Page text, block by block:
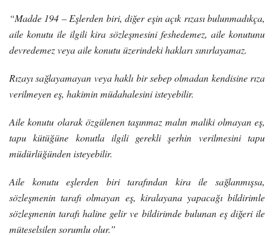
“Madde 194 – Eşlerden biri, diğer eşin açık rızası bulunmadıkça,
aile konutu ile ilgili kira sözleşmesini feshedemez, aile konutunu
devredemez veya aile konutu üzerindeki hakları sınırlayamaz.
Rızayı sağlayamayan veya haklı bir sebep olmadan kendisine rıza
verilmeyen eş, hakimin müdahalesini isteyebilir.
Aile konutu olarak özgülenen taşınmaz malın maliki olmayan eş,
tapu kütüğüne konutla ilgili gerekli şerhin verilmesini tapu
müdürlüğünden isteyebilir.
Aile konutu eşlerden biri tarafından kira ile sağlanmışsa,
sözleşmenin tarafı olmayan eş, kiralayana yapacağı bildirimle
sözleşmenin tarafı haline gelir ve bildirimde bulunan eş diğeri ile
müteselsilen sorumlu olur.”